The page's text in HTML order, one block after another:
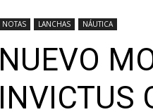
NOTAS LANCHAS NÁUTICA
NUEVO
INVICTUS